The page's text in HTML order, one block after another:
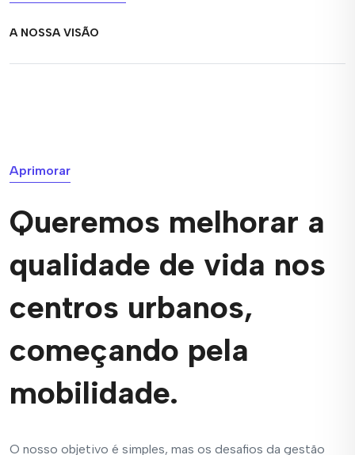
A NOSSA VISÃO
Aprimorar
Queremos melhorar a
qualidade de vida nos
centros urbanos,
começando pela
mobilidade.
O nosso objetivo é simples, mas os desafios da gestão